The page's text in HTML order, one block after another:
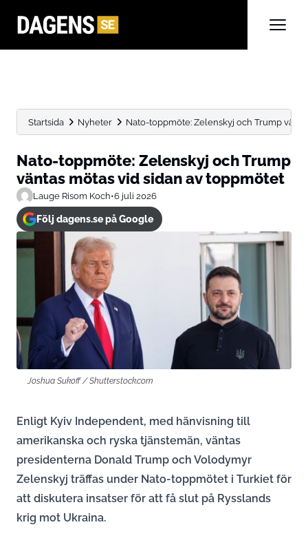
Startsida Nyheter Nato-toppmöte: Zelenskyj och Trump
Nato-toppmöte: Zelenskyj och Trump
väntas mötas vid sidan av toppmötet
Lauge Risom Koch•6 juli 2026
Följ dagens.se på Google
Joshua Sukoff / Shutterstock.com
Enligt Kyiv Independent, med hänvisning till
amerikanska och ryska tjänstemän, väntas
presidenterna Donald Trump och Volodymyr
Zelenskyj träffas under Nato-toppmötet i Turkiet för
att diskutera insatser för att få slut på Rysslands
krig mot Ukraina.